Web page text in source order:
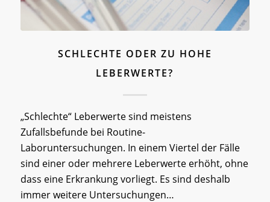
SCHLECHTE ODER ZU HOHE
LEBERWERTE?
„Schlechte“ Leberwerte sind meistens
Zufallsbefunde bei Routine-
Laboruntersuchungen. In einem Viertel der Fälle
sind einer oder mehrere Leberwerte erhöht, ohne
dass eine Erkrankung vorliegt. Es sind deshalb
immer weitere Untersuchungen…